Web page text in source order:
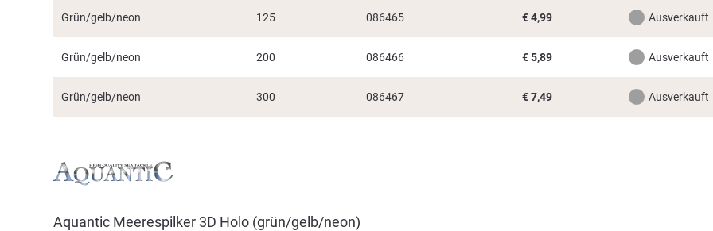
Grün/gelb/neon 125 086465 €4,99 Ausverkauft
Grün/gelb/neon 200 086466 €5,89 Ausverkauft
Grün/gelb/neon 300 086467 €7,49 Ausverkauft
Aquantic Meerespilker 3D Holo (grün/gelb/neon)